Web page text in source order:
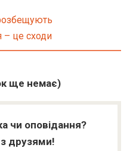
– це сходи
ще немає)
чи оповідання?
з друзями!